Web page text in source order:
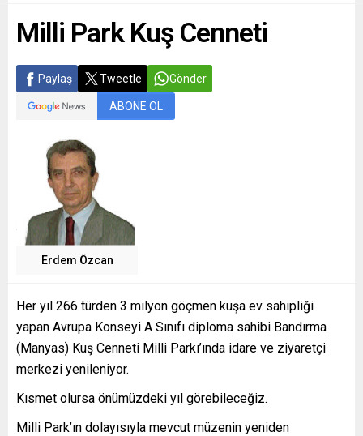
Milli Park Kuş Cenneti
Paylaş Tweetle Gönder
ABONE OL
Erdem Özcan
Her yıl 266 türden 3 milyon göçmen kuşa ev sahipliği
yapan Avrupa Konseyi A Sınıfı diploma sahibi Bandırma
(Manyas) Kuş Cenneti Milli Parkı’ında idare ve ziyaretçi
merkezi yenileniyor.
Kısmet olursa önümüzdeki yıl görebileceğiz.
Milli Park’ın dolayısıyla mevcut müzenin yeniden